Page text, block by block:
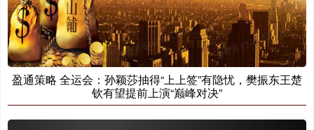
盈通策略 全运会：孙颖莎抽得“上上签”有隐忧，樊振东王楚
钦有望提前上演“巅峰对决”